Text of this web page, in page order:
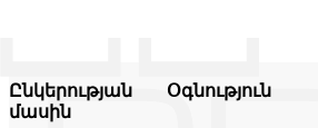
Ընկերության
մասին
Օգնություն